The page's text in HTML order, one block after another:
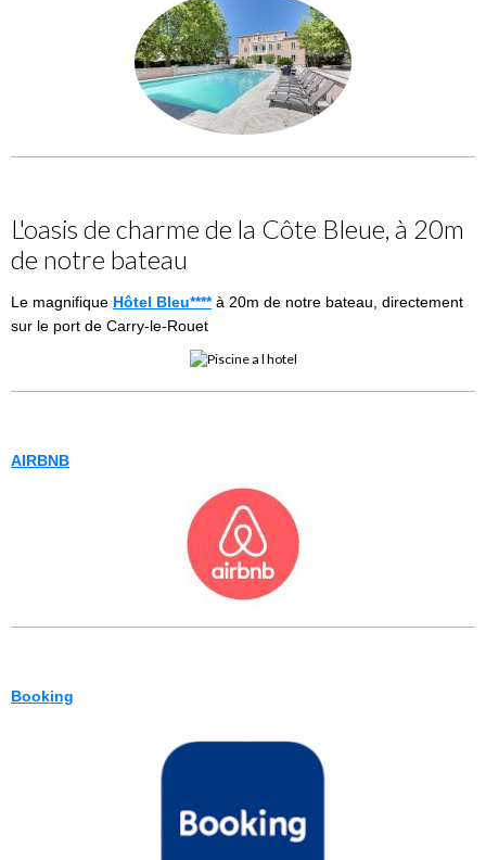
L'oasis de charme de la Côte Bleue, à 20m
de notre bateau
Le magnifique Hôtel Bleu****à 20m de notre bateau, directement
sur le port de Carry-le-Rouet
AIRBNB
Booking